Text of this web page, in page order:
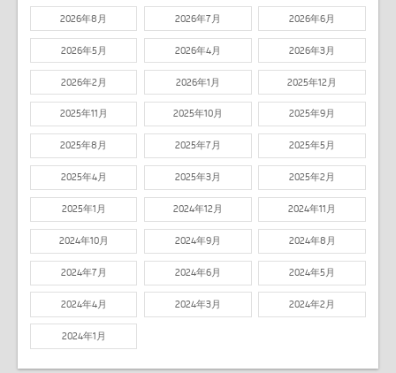
2026年8月 2026年7月 2026年6月
2026年5月 2026年4月 2026年3月
2026年2月 2026年1月 2025年12月
2025年11月 2025年10月 2025年9月
2025年8月 2025年7月 2025年5月
2025年4月 2025年3月 2025年2月
2025年1月 2024年12月 2024年11月
2024年10月 2024年9月 2024年8月
2024年7月 2024年6月 2024年5月
2024年4月 2024年3月 2024年2月
2024年1月